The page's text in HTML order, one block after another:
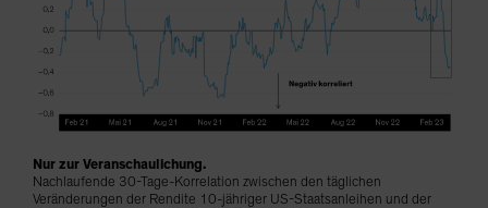
Sweden
Switzerland
Taiwan - 台灣
UK
United States (US Citizens)
US (Non-US Citizens/NRC)
Nur zur Veranschaulichung.
Nachlaufende 30-Tage-Korrelation zwischen den täglichen
Veränderungen der Rendite 10-jähriger US-Staatsanleihen und der